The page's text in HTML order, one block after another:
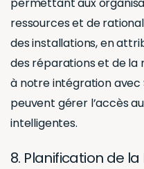
permettant aux
ressources et de
des installations, en
des réparations et de la
à notre intégration avec
peuvent gérer l’accès
intelligentes.
8. Planification de